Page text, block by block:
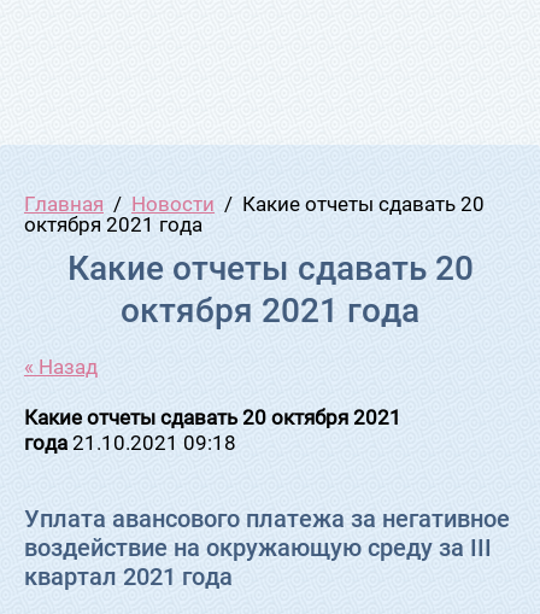
Главная
  /
Новости
  /  Какие отчеты сдавать 20
октября 2021 года
Какие отчеты сдавать 20
октября 2021 года
« Назад
Какие отчеты сдавать 20 октября 2021
года 21.10.2021 09:18
Уплата авансового платежа за негативное
воздействие на окружающую среду за III
квартал 2021 года